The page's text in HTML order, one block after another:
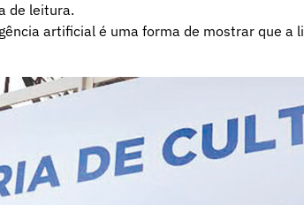
de leitura.
artificial é uma forma de mostrar que a